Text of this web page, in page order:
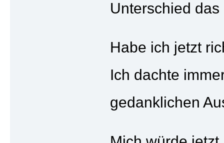
Unterschied
Habe ich jetzt
Ich dachte
gedanklichen